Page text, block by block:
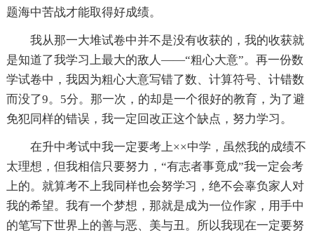
题海中苦战才能取得好成绩。
我从那一大堆试卷中并不是没有收获的，我的收获就
是知道了我学习上最大的敌人——“粗心大意”。再一份数
学试卷中，我因为粗心大意写错了数、计算符号、计错数
而没了9。5分。那一次，的却是一个很好的教育，为了避
免犯同样的错误，我一定回改正这个缺点，努力学习。
在升中考试中我一定要考上××中学，虽然我的成绩不
太理想，但我相信只要努力，“有志者事竟成”我一定会考
上的。就算考不上我同样也会努学习，绝不会辜负家人对
我的希望。我有一个梦想，那就是成为一位作家，用手中
的笔写下世界上的善与恶、美与丑。所以我现在一定要努